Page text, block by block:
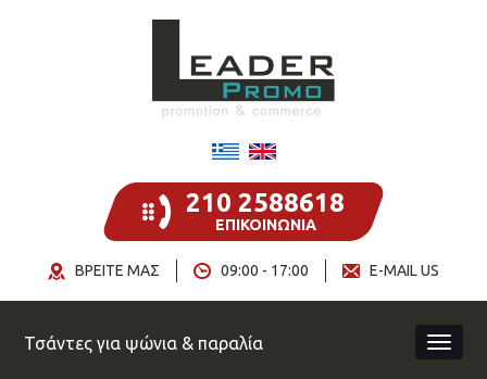
210 2588618
ΕΠΙΚΟΙΝΩΝΙΑ
E-MAIL US
09:00 - 17:00
ΒΡΕΙΤΕ ΜΑΣ
Τσάντες για ψώνια & παραλία